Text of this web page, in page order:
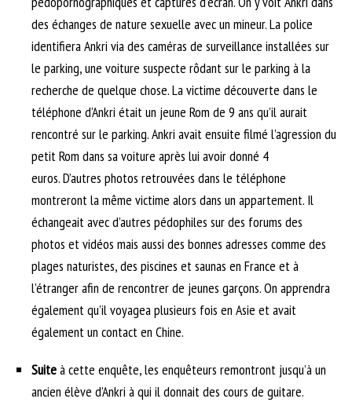
des échanges de nature sexuelle avec un mineur. La police
identifiera Ankri via des caméras de surveillance installées sur
le parking, une voiture suspecte rôdant sur le parking à la
recherche de quelque chose. La victime découverte dans le
téléphone d’Ankri était un jeune Rom de 9 ans qu’il aurait
rencontré sur le parking. Ankri avait ensuite filmé l’agression du
petit Rom dans sa voiture après lui avoir donné 4
euros. D’autres photos retrouvées dans le téléphone
montreront la même victime alors dans un appartement. Il
échangeait avec d’autres pédophiles sur des forums des
photos et vidéos mais aussi des bonnes adresses comme des
plages naturistes, des piscines et saunas en France et à
l’étranger afin de rencontrer de jeunes garçons. On apprendra
également qu’il voyagea plusieurs fois en Asie et avait
également un contact en Chine.
Suiteà cette enquête, les enquêteurs remontront jusqu’à un
ancien élève d’Ankri à qui il donnait des cours de guitare.